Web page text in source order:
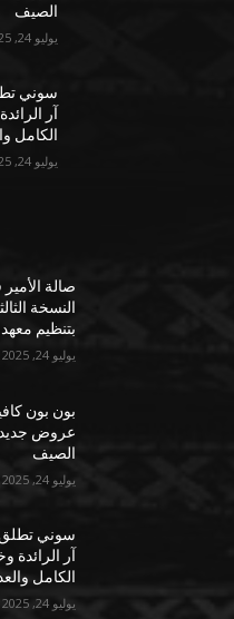
الصيف
يوليو 24, 2025
آر
الكامل
يوليو 24, 2025
صالة
بتنظيم
يوليو 24, 2025
بون بون
عروض
الصيف
يوليو 24, 2025
آر الرائدة
الكامل
يوليو 24, 2025